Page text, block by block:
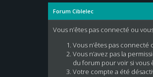
Forum Ciblelec
Vous n’êtes pas connecté ou
Vous n’êtes pas connecté
Vous n’avez pas la
du forum pour voir si vous
Votre compte a été